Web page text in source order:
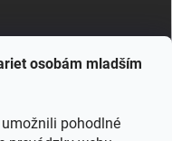
osobám mladším
pohodlné